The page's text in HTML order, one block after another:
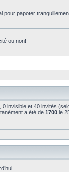
pour papoter
ou non!
invisible et 40 invités
a été de 1700 le